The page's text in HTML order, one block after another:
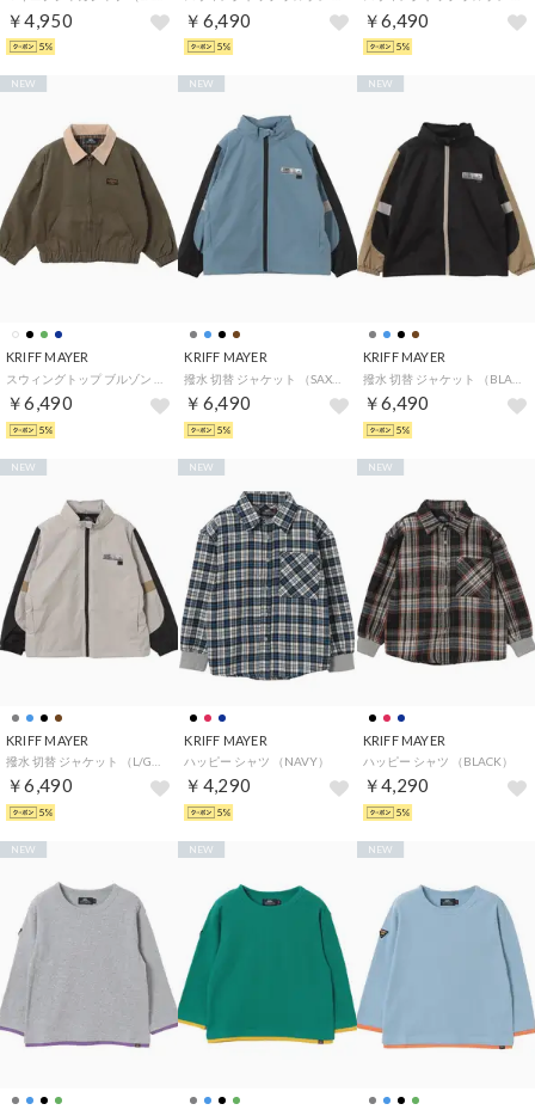
￥4,950
5%
￥6,490
5%
￥6,490
5%
KRIFF MAYER
￥6,490
NEW
5%
KRIFF MAYER
￥6,490
NEW
5%
KRIFF MAYER
￥6,490
NEW
5%
KRIFF MAYER
￥6,490
NEW
5%
KRIFF MAYER
ハッピー シャツ （NAVY）
￥4,290
NEW
5%
KRIFF MAYER
ハッピー シャツ （BLACK）
￥4,290
NEW
5%
NEW NEW NEW